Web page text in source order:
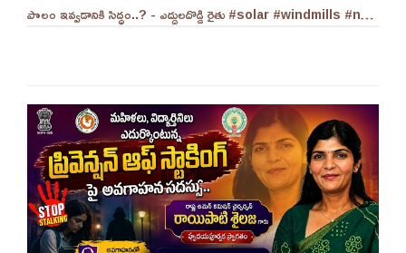
పొలం ఇవ్వడానికి సిద్ధం..? - ఎద్దులదొడ్డి రైతు #solar #windmills #naralokesh #solarenergy